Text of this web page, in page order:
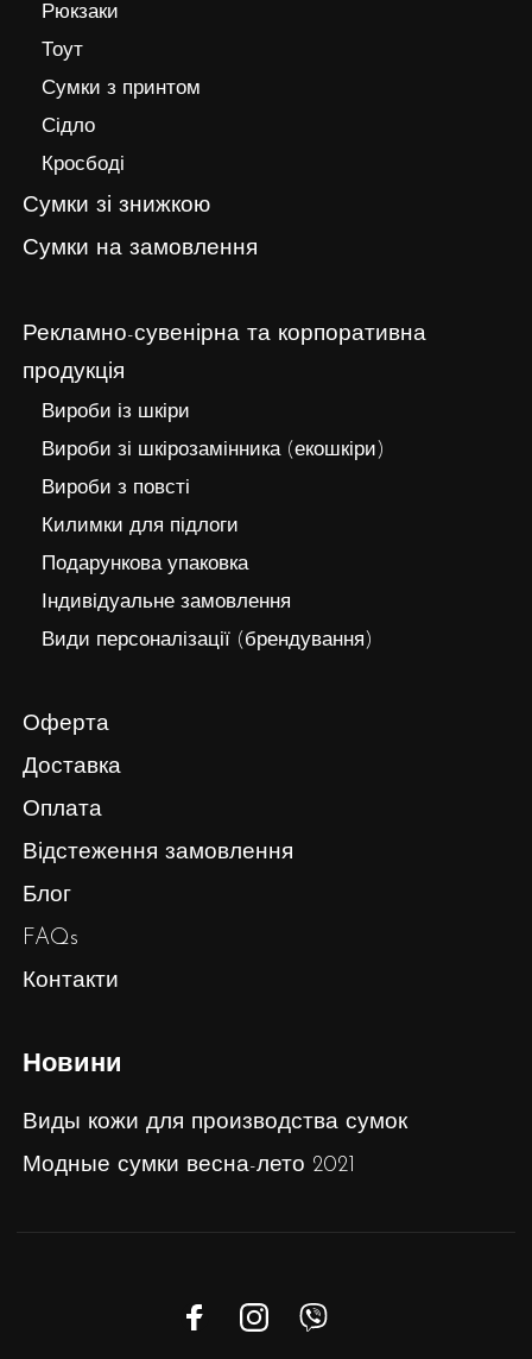
Рюкзаки
Тоут
Сумки з принтом
Сідло
Кросбоді
Сумки зі знижкою
Сумки на замовлення
Рекламно-сувенірна та корпоративна
продукція
Вироби із шкіри
Вироби зі шкірозамінника (екошкіри)
Вироби з повсті
Килимки для підлоги
Подарункова упаковка
Індивідуальне замовлення
Види персоналізації (брендування)
Оферта
Доставка
Оплата
Відстеження замовлення
Блог
FAQs
Контакти
Новини
Виды кожи для производства сумок
Модные сумки весна-лето 2021